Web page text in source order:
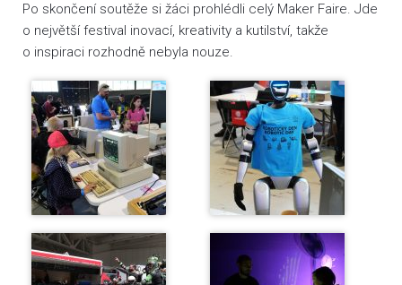
Po skončení soutěže si žáci prohlédli celý Maker Faire. Jde
o největší festival inovací, kreativity a kutilství, takže
o inspiraci rozhodně nebyla nouze.